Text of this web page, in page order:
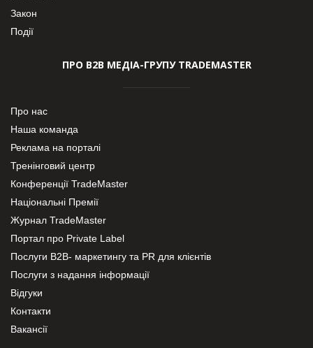
Закон
Події
ПРО В2В МЕДІА-ГРУПУ TRADEMASTER
Про нас
Наша команда
Реклама на порталі
Тренінговий центр
Конференції TradeMaster
Національні Премії
Журнал TradeMaster
Портал про Private Label
Послуги В2В- маркетингу та PR для клієнтів
Послуги з надання інформації
Відгуки
Контакти
Вакансії